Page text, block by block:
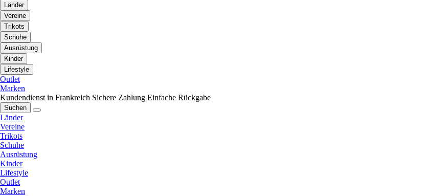
Länder
Vereine
Trikots
Schuhe
Ausrüstung
Kinder
Lifestyle
Outlet
Marken
Kundendienst in Frankreich Sichere Zahlung Einfache Rückgabe
Suchen
Länder
Vereine
Trikots
Schuhe
Ausrüstung
Kinder
Lifestyle
Outlet
Marken